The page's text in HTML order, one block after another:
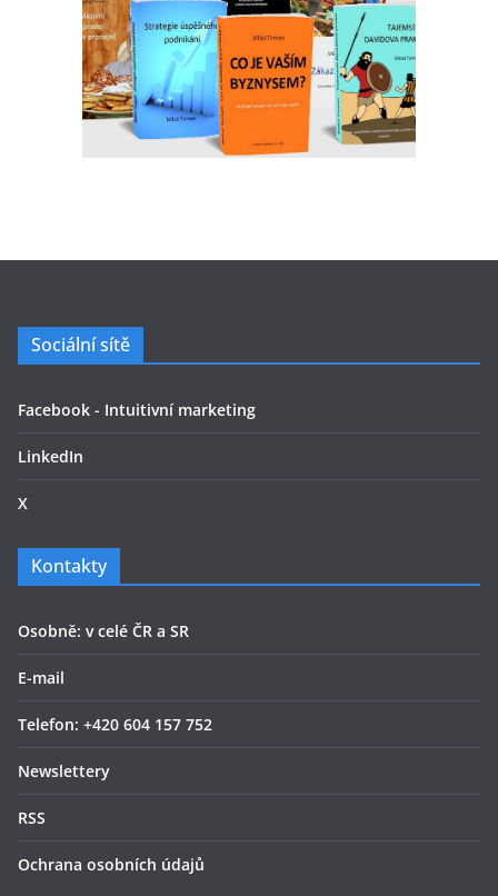
Sociální sítě
Facebook - Intuitivní marketing
LinkedIn
X
Kontakty
Osobně: v celé ČR a SR
E-mail
Telefon: +420 604 157 752
Newslettery
RSS
Ochrana osobních údajů